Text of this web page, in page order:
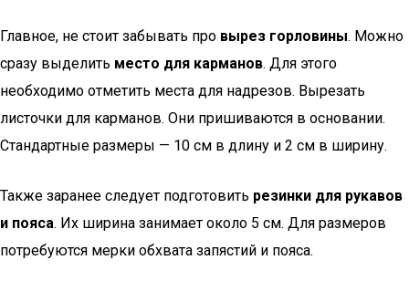
Главное, не стоит забывать про вырез горловины. Можно
сразу выделить место для карманов. Для этого
необходимо отметить места для надрезов. Вырезать
листочки для карманов. Они пришиваются в основании.
Стандартные размеры — 10 см в длину и 2 см в ширину.
Также заранее следует подготовить резинки для рукавов
и пояса. Их ширина занимает около 5 см. Для размеров
потребуются мерки обхвата запястий и пояса.